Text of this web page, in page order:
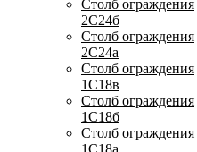
Столб ограждения
2С24б
Столб ограждения
2С24а
Столб ограждения
1С18в
Столб ограждения
1С18б
Столб ограждения
1С18а